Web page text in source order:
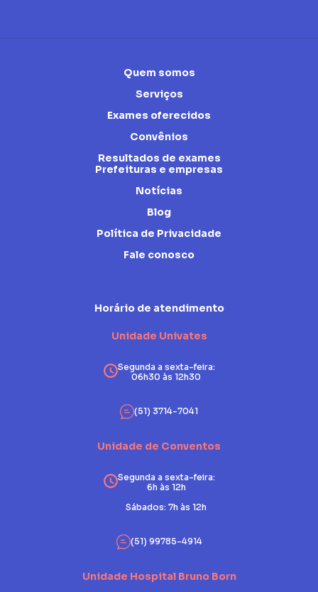
Quem somos
Serviços
Exames oferecidos
Convênios
Resultados de exames
Prefeituras e empresas
Notícias
Blog
Política de Privacidade
Fale conosco
Horário de atendimento
Unidade Univates
Segunda a sexta-feira:
06h30 às 12h30
(51) 3714-7041
Unidade de Conventos
Segunda a sexta-feira:
6h às 12h
Sábados: 7h às 12h
(51) 99785-4914
Unidade Hospital Bruno Born